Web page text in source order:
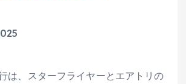
は、スターフライヤーとエアトリの